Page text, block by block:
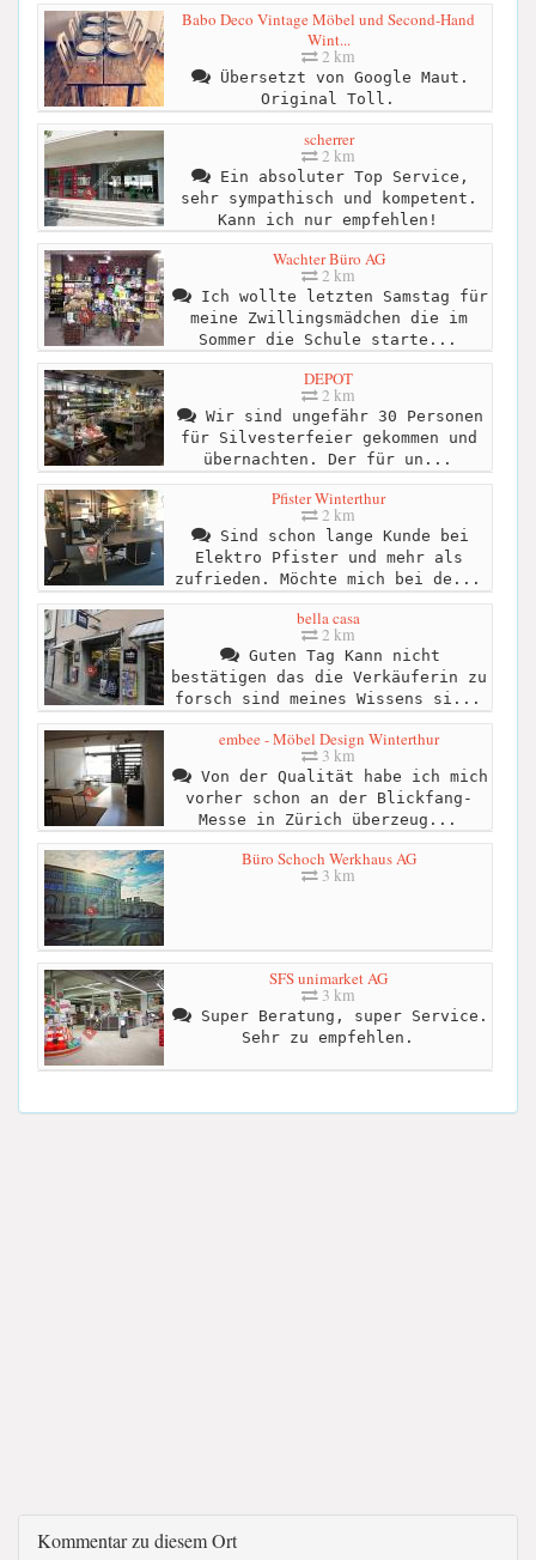
Babo Deco Vintage Möbel und Second-Hand
Wint...
2 km
Übersetzt von Google Maut.
Original Toll.
scherrer
2 km
Ein absoluter Top Service,
sehr sympathisch und kompetent.
Kann ich nur empfehlen!
Wachter Büro AG
2 km
Ich wollte letzten Samstag für
meine Zwillingsmädchen die im
Sommer die Schule starte...
DEPOT
2 km
Wir sind ungefähr 30 Personen
für Silvesterfeier gekommen und
übernachten. Der für un...
Pfister Winterthur
2 km
Sind schon lange Kunde bei
Elektro Pfister und mehr als
zufrieden. Möchte mich bei de...
bella casa
2 km
Guten Tag Kann nicht
bestätigen das die Verkäuferin zu
forsch sind meines Wissens si...
embee - Möbel Design Winterthur
3 km
Von der Qualität habe ich mich
vorher schon an der Blickfang-
Messe in Zürich überzeug...
Büro Schoch Werkhaus AG
3 km
SFS unimarket AG
3 km
Super Beratung, super Service.
Sehr zu empfehlen.
Kommentar zu diesem Ort